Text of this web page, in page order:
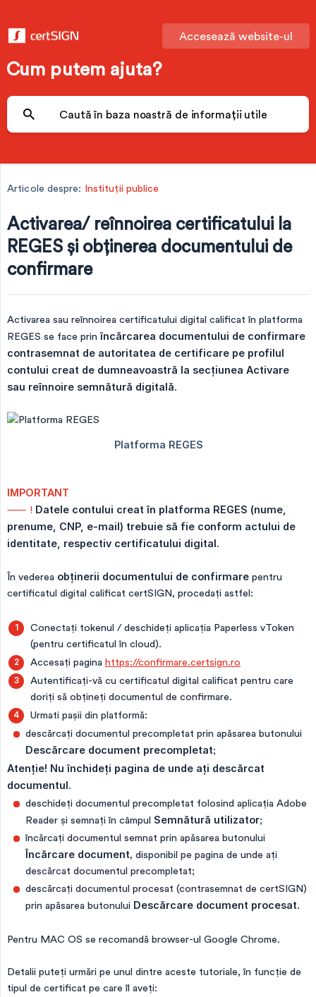
Accesează website-ul
Cum putem ajuta?
Articole despre: Instituții publice
Activarea/ reînnoirea certificatului la
REGES și obținerea documentului de
confirmare
Activarea sau reînnoirea certificatului digital calificat în platforma
REGES se face prinîncărcarea documentului de confirmare
contrasemnat de autoritatea de certificare pe profilul
contului creat de dumneavoastră la secțiunea Activare
sau reînnoire semnătură digitală.
IMPORTANT
⸺ ! Datele contului creat în platforma REGES (nume,
prenume, CNP, e-mail) trebuie să fie conform actului de
identitate, respectiv certificatului digital.
În vederea obținerii documentului de confirmare pentru
certificatul digital calificat certSIGN, procedați astfel:
Conectați tokenul / deschideți aplicația Paperless vToken
(pentru certificatul în cloud).
Accesați pagina https://confirmare.certsign.ro
Autentificați-vă cu certificatul digital calificat pentru care
doriți să obțineți documentul de confirmare.
Urmati pașii din platformă:
descărcați documentul precompletat prin apăsarea butonului
Descărcare document precompletat;
Atenție! Nu închideți pagina de unde ați descărcat
documentul.
deschideți documentul precompletat folosind aplicația Adobe
Reader și semnați în câmpul Semnătură utilizator;
încărcați documentul semnat prin apăsarea butonului
Încărcare document, disponibil pe pagina de unde ați
descărcat documentul precompletat;
descărcați documentul procesat (contrasemnat de certSIGN)
prin apăsarea butonului Descărcare document procesat.
Pentru MAC OS se recomandă browser-ul Google Chrome.
Detalii puteți urmări pe unul dintre aceste tutoriale, în funcție de
tipul de certificat pe care îl aveți: